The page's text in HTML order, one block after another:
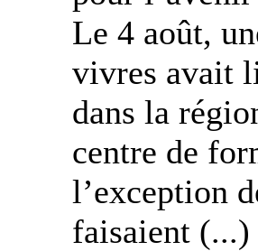
Le 4 août,
vivres avait
dans la
centre de
l’exception
faisaient (...)